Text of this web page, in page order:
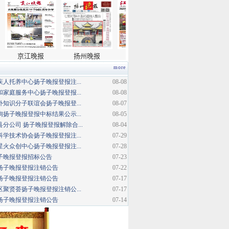
more
08-08
人托养中心扬子晚报登报注...
08-08
家庭服务中心扬子晚报登报...
08-07
知识分子联谊会扬子晚报登...
08-05
扬子晚报登报中标结果公示...
08-04
分公司 扬子晚报登报解除合...
07-29
学技术协会扬子晚报登报注...
07-28
火众创中心扬子晚报登报注...
07-23
晚报登报招标公告
07-22
子晚报登报注销公告
07-17
子晚报登报注销公告
07-17
聚贤荟扬子晚报登报注销公...
07-14
子晚报登报注销公告